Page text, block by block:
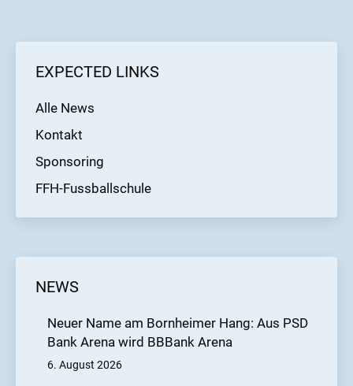
EXPECTED LINKS
Alle News
Kontakt
Sponsoring
FFH-Fussballschule
NEWS
Neuer Name am Bornheimer Hang: Aus PSD
Bank Arena wird BBBank Arena
6. August 2026